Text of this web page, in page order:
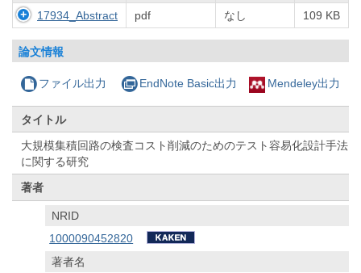
17934_Abstract pdf なし 109 KB
論文情報
ファイル出力 EndNote Basic出力 Mendeley出力
タイトル
大規模集積回路の検査コスト削減のためのテスト容易化設計手法
に関する研究
著者
NRID
1000090452820
著者名